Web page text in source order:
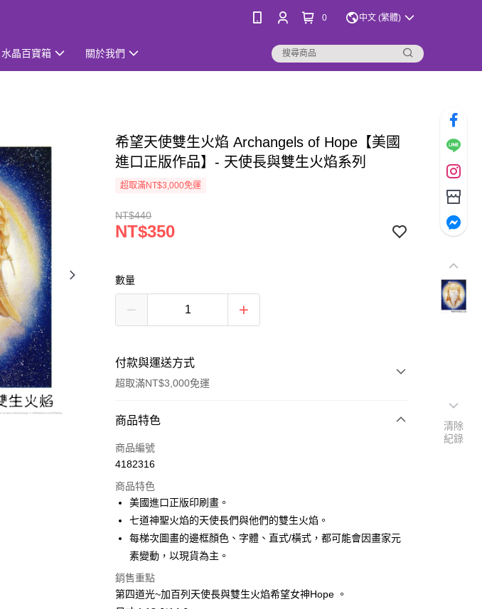
0 中文 (繁體)
水晶百寶箱 關於我們
希望天使雙生火焰 Archangels of Hope【美國
進口正版作品】- 天使長與雙生火焰系列
超取滿NT$3,000免運
NT$440
NT$350
數量
付款與運送方式
超取滿NT$3,000免運
付款方式
信用卡一次付款
LINE Pay
Apple Pay
街口支付
悠遊付
商品特色
商品編號
4182316
商品特色
美國進口正版印刷畫。
七道神聖火焰的天使長們與他們的雙生火焰。
每梯次圖畫的邊框顏色、字體、直式/橫式，都可能會因畫家元
素變動，以現貨為主。
銷售重點
第四道光~加百列天使長與雙生火焰希望女神Hope 。
清除
紀錄